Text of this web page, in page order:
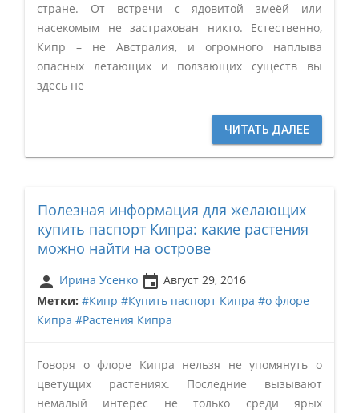
стране. От встречи с ядовитой змеёй или
насекомым не застрахован никто. Естественно,
Кипр – не Австралия, и огромного наплыва
опасных летающих и ползающих существ вы
здесь не
ЧИТАТЬ ДАЛЕЕ
Полезная информация для желающих
купить паспорт Кипра: какие растения
можно найти на острове
person Ирина Усенко insert_invitation Август 29, 2016
Метки: #Кипр #Купить паспорт Кипра #о флоре
Кипра #Растения Кипра
Говоря о флоре Кипра нельзя не упомянуть о
цветущих растениях. Последние вызывают
немалый интерес не только среди ярых